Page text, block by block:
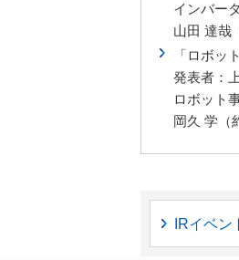
インバー
山田 達哉
「ロボッ
発表者：
ロボット
岡久 学（
IRイベン